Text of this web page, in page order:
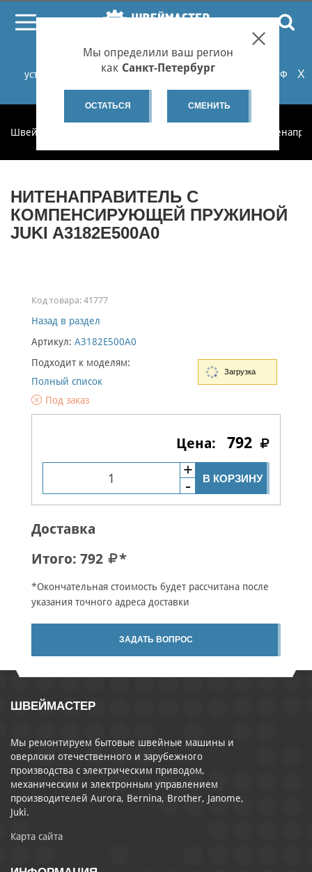
При проблемах с онлайн-оплатой заказов на сайте
установите российские сертификаты НУЦ Минцифры РФ
или используйте Яндекс.Браузер.Подробнее...
X
Мы определили ваш регион
как Санкт-Петербург
ОСТАТЬСЯ СМЕНИТЬ
Швеймастер
НИТЕНАПРАВИТЕЛЬ С
КОМПЕНСИРУЮЩЕЙ ПРУЖИНОЙ
JUKI A3182E500A0
Код товара: 41777
Назад в раздел
Артикул: A3182E500A0
Подходит к моделям:
Полный список
Под заказ
792
В КОРЗИНУ
Доставка
Итого: 792 *
*Окончательная стоимость будет рассчитана после
указания точного адреса доставки
ЗАДАТЬ ВОПРОС
ШВЕЙМАСТЕР
Мы ремонтируем бытовые швейные машины и
оверлоки отечественного и зарубежного
производства с электрическим приводом,
механическим и электронным управлением
производителей Aurora, Bernina, Brother, Janome,
Juki.
Карта сайта
Загрузка